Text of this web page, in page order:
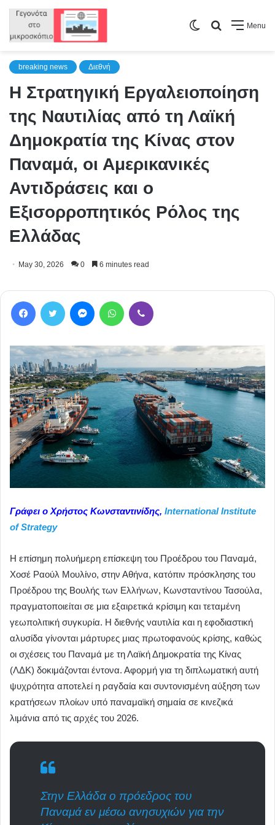
Menu
Search
Switch
breaking news Διεθνή
Η Στρατηγική Εργαλειοποίηση
της Ναυτιλίας από τη Λαϊκή
Δημοκρατία της Κίνας στον
Παναμά, οι Αμερικανικές
Αντιδράσεις και ο
Εξισορροπητικός Ρόλος της
Ελλάδας
May 30, 2026 0 6 minutes read
Γράφει ο Χρήστος Κωνσταντινίδης, International Institute
of Strategy
Η επίσημη πολυήμερη επίσκεψη του Προέδρου του Παναμά,
Χοσέ Ραούλ Μουλίνο, στην Αθήνα, κατόπιν πρόσκλησης του
Προέδρου της Βουλής των Ελλήνων, Κωνσταντίνου Τασούλα,
πραγματοποιείται σε μια εξαιρετικά κρίσιμη και τεταμένη
γεωπολιτική συγκυρία. Η διεθνής ναυτιλία και η εφοδιαστική
αλυσίδα γίνονται μάρτυρες μιας πρωτοφανούς κρίσης, καθώς
οι σχέσεις του Παναμά με τη Λαϊκή Δημοκρατία της Κίνας
(ΛΔΚ) δοκιμάζονται έντονα. Αφορμή για τη διπλωματική αυτή
ψυχρότητα αποτελεί η ραγδαία και συντονισμένη αύξηση των
κρατήσεων πλοίων υπό παναμαϊκή σημαία σε κινεζικά
λιμάνια από τις αρχές του 2026.
Στην Ελλάδα ο πρόεδρος του
Παναμά εν μέσω ανησυχιών για την